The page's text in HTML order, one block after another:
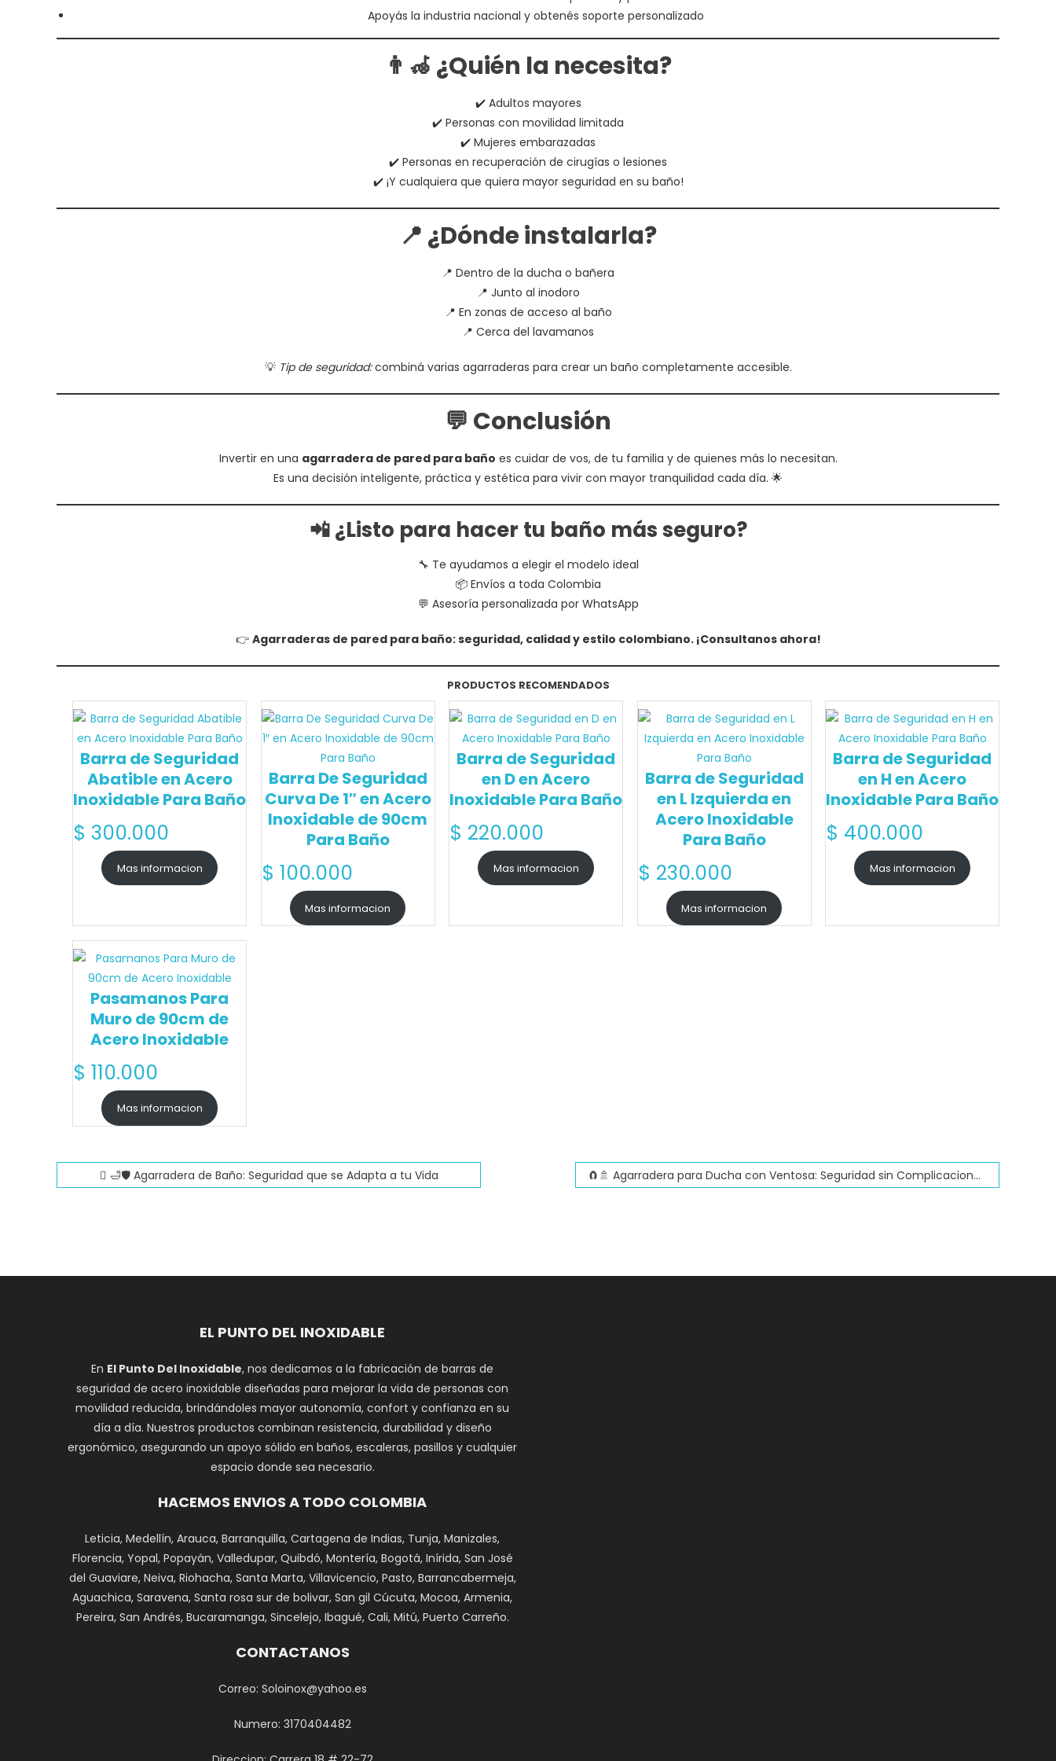
Apoyás la industria nacional y obtenés soporte personalizado
👨‍🦽 ¿Quién la necesita?
✔️ Adultos mayores
✔️ Personas con movilidad limitada
✔️ Mujeres embarazadas
✔️ Personas en recuperación de cirugías o lesiones
✔️ ¡Y cualquiera que quiera mayor seguridad en su baño!
📍 ¿Dónde instalarla?
📍 Dentro de la ducha o bañera
📍 Junto al inodoro
📍 En zonas de acceso al baño
📍 Cerca del lavamanos
💡 Tip de seguridad:combiná varias agarraderas para crear un baño completamente accesible.
💬 Conclusión
Invertir en una agarradera de pared para baño es cuidar de vos, de tu familia y de quienes más lo necesitan.
Es una decisión inteligente, práctica y estética para vivir con mayor tranquilidad cada día. 🌟
📲 ¿Listo para hacer tu baño más seguro?
🔧 Te ayudamos a elegir el modelo ideal
📦 Envíos a toda Colombia
💬 Asesoría personalizada por WhatsApp
👉 Agarraderas de pared para baño: seguridad, calidad y estilo colombiano. ¡Consultanos ahora!
PRODUCTOS RECOMENDADOS
Barra de Seguridad
Abatible en Acero
Inoxidable Para Baño
$ 300.000
Mas informacion
Barra De Seguridad
Curva De 1″ en Acero
Inoxidable de 90cm
Para Baño
$ 100.000
Mas informacion
Barra de Seguridad
en D en Acero
Inoxidable Para Baño
$ 220.000
Mas informacion
Barra de Seguridad
en L Izquierda en
Acero Inoxidable
Para Baño
$ 230.000
Mas informacion
Barra de Seguridad
en H en Acero
Inoxidable Para Baño
$ 400.000
Mas informacion
Pasamanos Para
Muro de 90cm de
Acero Inoxidable
$ 110.000
Mas informacion
Navegación
🛁🛡️ Agarradera de Baño: Seguridad que se Adapta a tu Vida 🧲🚿 Agarradera para Ducha con Ventosa: Seguridad sin Complicaciones
EL PUNTO DEL INOXIDABLE
En El Punto Del Inoxidable, nos dedicamos a la fabricación de barras de
seguridad de acero inoxidable diseñadas para mejorar la vida de personas con
movilidad reducida, brindándoles mayor autonomía, confort y confianza en su
día a día. Nuestros productos combinan resistencia, durabilidad y diseño
ergonómico, asegurando un apoyo sólido en baños, escaleras, pasillos y cualquier
espacio donde sea necesario.
HACEMOS ENVIOS A TODO COLOMBIA
Leticia, Medellín, Arauca, Barranquilla, Cartagena de Indias, Tunja, Manizales,
Florencia, Yopal, Popayán, Valledupar, Quibdó, Montería, Bogotá, Inírida, San José
del Guaviare, Neiva, Riohacha, Santa Marta, Villavicencio, Pasto, Barrancabermeja,
Aguachica, Saravena, Santa rosa sur de bolivar, San gil Cúcuta, Mocoa, Armenia,
Pereira, San Andrés, Bucaramanga, Sincelejo, Ibagué, Cali, Mitú, Puerto Carreño.
CONTACTANOS
Correo: Soloinox@yahoo.es
Numero: 3170404482